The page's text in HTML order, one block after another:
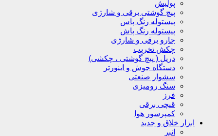
پولیش
پیچ گوشتی برقی و شارژی
پیستوله رنگ پاس
پیستوله رنگ پاش
جارو برقی و شارژی
چکش تخریب
دریل ( پیچ گوشتی ، چکشی)
دستگاه جوش و اینورتر
سشوار صنعتی
سنگ رومیزی
فرز
قیچی برقی
کمپرسور هوا
ابزار خلاق و جدید
انبر